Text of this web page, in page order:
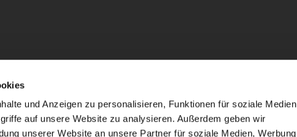
und Anzeigen zu personalisieren, Funktionen für soziale Medien
auf unsere Website zu analysieren. Außerdem geben wir
unserer Website an unsere Partner für soziale Medien, Werbung